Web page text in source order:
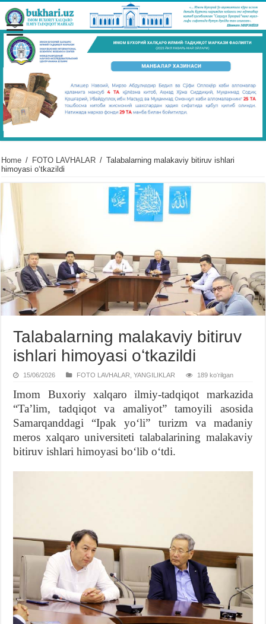
Home / FOTO LAVHALAR / Talabalarning malakaviy bitiruv ishlari
himoyasi oʻtkazildi
Talabalarning malakaviy bitiruv
ishlari himoyasi oʻtkazildi
15/06/2026 FOTO LAVHALAR ,YANGILIKLAR 189 koʻrilgan
Imom Buxoriy xalqaro ilmiy-tadqiqot markazida
“Taʼlim, tadqiqot va amaliyot” tamoyili asosida
Samarqanddagi “Ipak yoʻli” turizm va madaniy
meros xalqaro universiteti talabalarining malakaviy
bitiruv ishlari himoyasi boʻlib oʻtdi.